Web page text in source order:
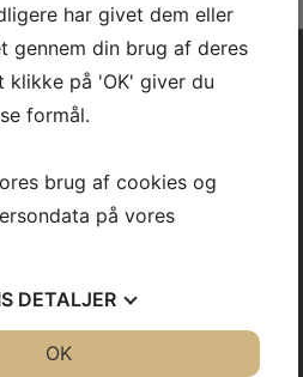
og nemt!
Book din tid allerede i
Arentoft Coiffure.
har givet dem eller
gennem din brug af deres
klikke på 'OK' giver du
formål.
brug af cookies og
på vores
DETALJER
OK